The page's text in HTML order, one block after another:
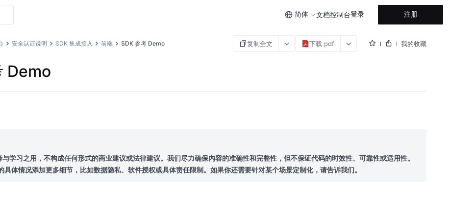
简体 文档控制台登录 注册
安全认证说明 SDK 集成接入 前端 SDK 参考 Demo 复制全文 下载 pdf 我的收藏
Demo
学习之用，不构成任何形式的商业建议或法律建议。我们尽力确保内容的准确性和完整性，但不保证代码的时效性、可靠性或适用性。
具体情况添加更多细节，比如数据隐私、软件授权或具体责任限制。如果你还需要针对某个场景定制化，请告诉我们。